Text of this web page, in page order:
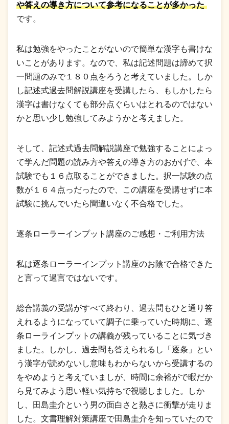
や答えの導き方について参考になることが多かった
です。
私は勉強をやったことがないので簡単な漢字も書けな
いことがあります。なので、私は記述問題は諦めて択
一問題のみで１８０点をろうと考えていました。しか
し記述式過去問解説講座を受講したら、もしかしたら
漢字は書けなくても部分点ぐらいはとれるのではない
かと思い少し勉強してみようかと考えました。
そして、記述式過去問解説講座で勉強することによっ
て学んだ問題の読み方や答えの導き方のおかげで、本
試験でも１６点取ることができました。択一試験の点
数が１６４点っだったので、この講座を受講せずに本
試験に挑んでいたら間違いなく不合格でした。
逐条ローラーインプット講座のご感想・ご利用方法
私は逐条ローラーインプット講座のお陰で合格できた
と言って過言ではないです。
総合講義の受講がすべて終わり、過去問もひと通り答
えれるようになっていて調子に乗っていた時期に、逐
条ローラインプットの講義が残っていることに気づき
ました。しかし、過去問も答えられるし「逐条」とい
う漢字が読めないし意味もわからないから受講するの
をやめようと考えていましが、時間に余裕がで暇だか
ら見てみよう思い軽い気持ちで視聴しました。しか
し、田島圭介という男の面白さと熱さに衝撃が走りま
した。文書理解対策講座で田島圭介を知っていたので